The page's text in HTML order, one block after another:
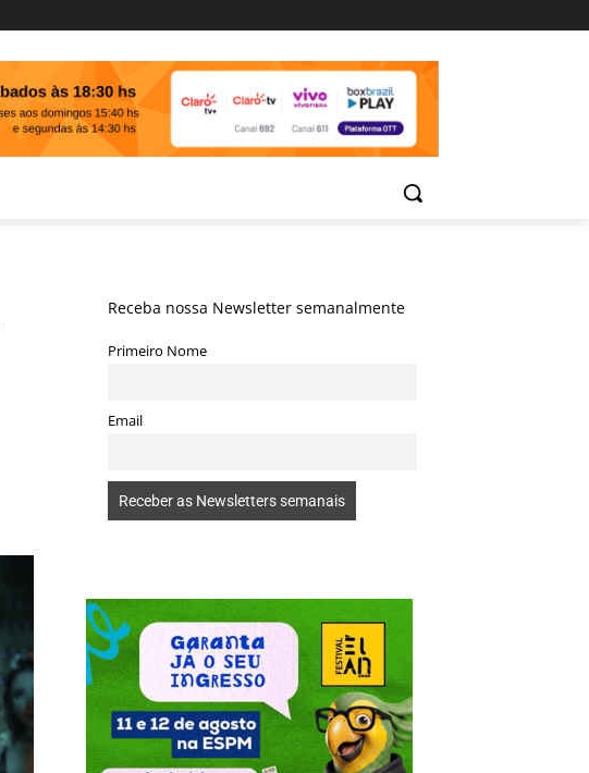
Receba nossa Newsletter semanalmente
Primeiro Nome
Email